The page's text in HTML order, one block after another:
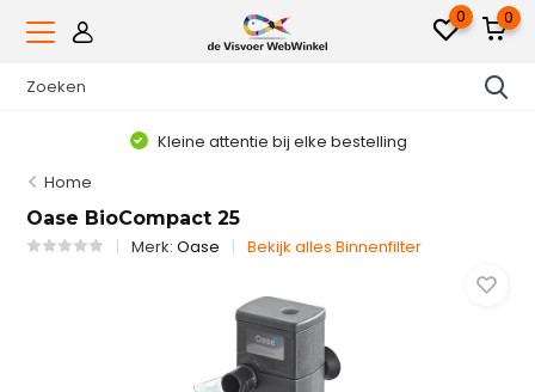
0 0
Kleine attentie bij elke bestelling
Home
Oase BioCompact 25
Merk:Oase Bekijk alles Binnenfilter